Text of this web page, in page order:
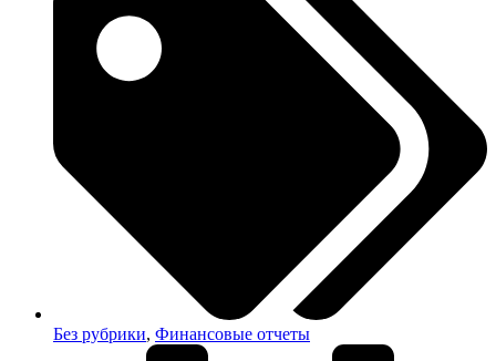
Без рубрики, Финансовые отчеты